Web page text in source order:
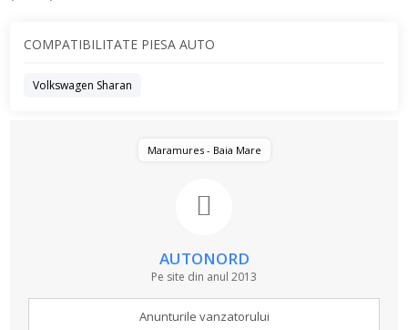
COMPATIBILITATE PIESA AUTO
Volkswagen Sharan
Maramures - Baia Mare
AUTONORD
Pe site din anul 2013
Anunturile vanzatorului